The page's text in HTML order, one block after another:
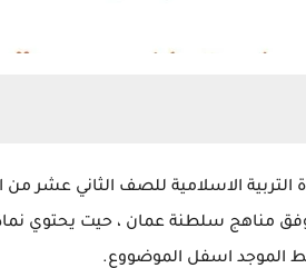
التربية الاسلامية للصف الثاني عشر من